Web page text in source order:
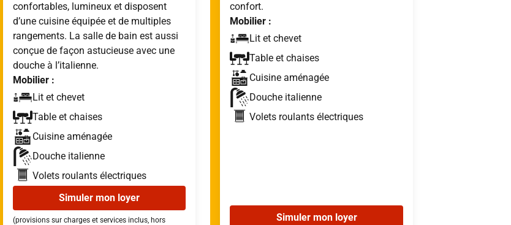
confortables, lumineux et disposent
d’une cuisine équipée et de multiples
rangements. La salle de bain est aussi
conçue de façon astucieuse avec une
douche à l’italienne.
Mobilier :
Lit et chevet
Table et chaises
Cuisine aménagée
Douche italienne
Volets roulants électriques
Simuler mon loyer
(provisions sur charges et services inclus, hors
confort.
Mobilier :
Lit et chevet
Table et chaises
Cuisine aménagée
Douche italienne
Volets roulants électriques
Simuler mon loyer